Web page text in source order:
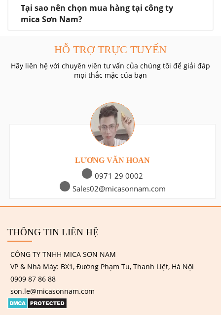
Tại sao nên chọn mua hàng tại công ty
mica Sơn Nam?
HỖ TRỢ TRỰC TUYẾN
Hãy liên hệ với chuyên viên tư vấn của chúng tôi để giải đáp
mọi thắc mặc của bạn
LƯƠNG VĂN HOAN
0971 29 0002
Sales02@micasonnam.com
THÔNG TIN LIÊN HỆ
CÔNG TY TNHH MICA SƠN NAM
VP & Nhà Máy: BX1, Đường Phạm Tu, Thanh Liệt, Hà Nội
0909 87 86 88
son.le@micasonnam.com